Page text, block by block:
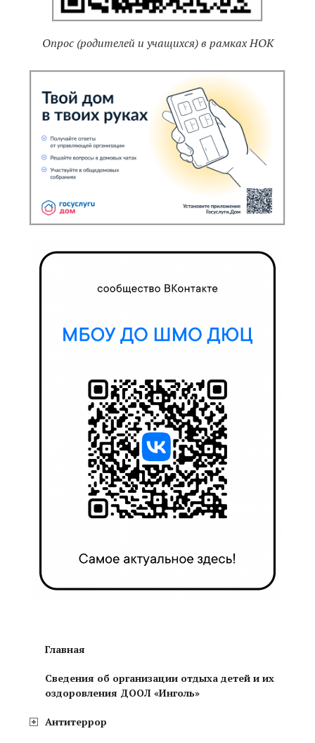
Опрос (родителей и учащихся) в рамках НОК
Главная
Сведения об организации отдыха детей и их
оздоровления ДООЛ «Инголь»
Антитеррор